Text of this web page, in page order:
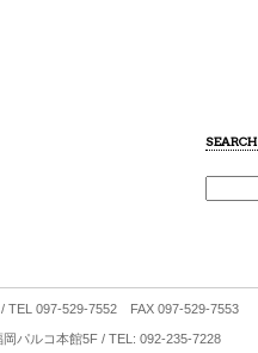
SEARCH
TEL 097-529-7552 FAX 097-529-7553
パルコ本館5F / TEL: 092-235-7228